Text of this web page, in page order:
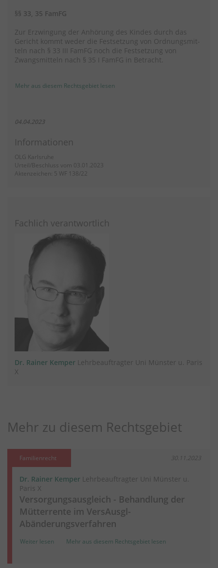
§§ 33, 35 FamFG
Zur Erzwingung der Anhörung des Kindes durch das
Gericht kommt weder die Festsetzung von Ordnungsmit­
teln nach § 33 III FamFG noch die Festsetzung von
Zwangsmitteln nach § 35 I FamFG in Betracht.
Mehr aus diesem Rechtsgebiet lesen
04.04.2023
Informationen
OLG Karlsruhe
Urteil/Beschluss vom 03.01.2023
Aktenzeichen: 5 WF 138/22
Fachlich verantwortlich
Dr. Rainer Kemper Lehrbeauftragter Uni Münster u. Paris
X
Mehr zu diesem Rechtsgebiet
Familienrecht 30.11.2023
Dr. Rainer Kemper Lehrbeauftragter Uni Münster u.
Paris X
Versorgungsausgleich - Behandlung der
Mütterrente im VersAusgl-
Abänderungsverfahren
Weiter lesen Mehr aus diesem Rechtsgebiet lesen